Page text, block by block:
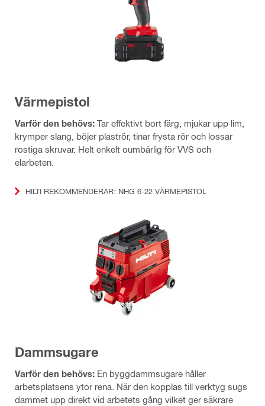
Värmepistol
Varför den behövs: Tar effektivt bort färg, mjukar upp lim,
krymper slang, böjer plaströr, tinar frysta rör och lossar
rostiga skruvar. Helt enkelt oumbärlig för VVS och
elarbeten.
HILTI REKOMMENDERAR: NHG 6-22 VÄRMEPISTOL
Dammsugare
Varför den behövs: En byggdammsugare håller
arbetsplatsens ytor rena. När den kopplas till verktyg sugs
dammet upp direkt vid arbetets gång vilket ger säkrare